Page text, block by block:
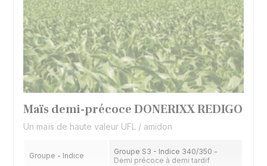
Maïs demi-précoce DONERIXX REDIGO
Un maïs de haute valeur UFL / amidon
Groupe - Indice
Groupe S3 - Indice 340/350 -
Demi précoce à demi tardif